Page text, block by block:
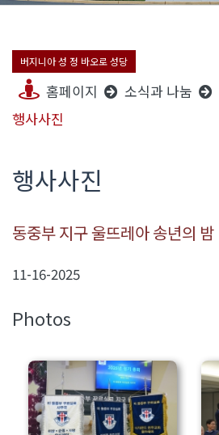
버지니아 성 정 바오로 성당
홈페이지 소식과 나눔
행사사진
행사사진
동중부 지구 울뜨레아 송년의 밤
11-16-2025
Photos